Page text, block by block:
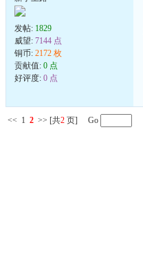
发帖: 1829
威望: 7144 点
铜币: 2172 枚
贡献值: 0 点
好评度: 0 点
<< 1 2 >> [共2 页] Go